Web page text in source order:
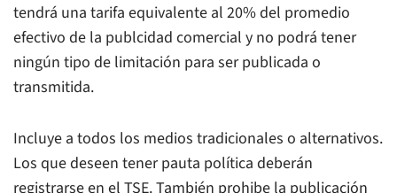
tendrá una tarifa equivalente al 20% del promedio
efectivo de la publcidad comercial y no podrá tener
ningún tipo de limitación para ser publicada o
transmitida.
Incluye a todos los medios tradicionales o alternativos.
Los que deseen tener pauta política deberán
registrarse en el TSE. También prohibe la publicación